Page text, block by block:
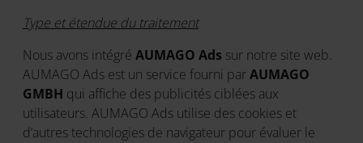
Type et étendue du traitement
Nous avons intégré AUMAGO Ads sur notre site web.
AUMAGO Ads est un service fourni parAUMAGO
GMBH qui affiche des publicités ciblées aux
utilisateurs. AUMAGO Ads utilise des cookies et
d’autres technologies de navigateur pour évaluer le